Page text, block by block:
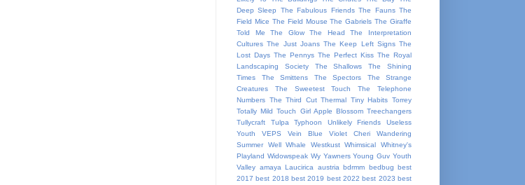
Deep Sleep
The Fabulous Friends The Fauns The
Field Mice The Field Mouse The Gabriels The Giraffe
Told Me
The Glow The Head
The Interpretation
Cultures The Just Joans The Keep Left Signs The
Lost Days The Pennys The Perfect Kiss The Royal
Landscaping Society
The Shallows
The Shining
Times
The Smittens The Spectors
The Strange
Creatures
The Sweetest Touch
The Telephone
Numbers The Third Cut Thermal Tiny Habits Torrey
Totally Mild Touch Girl Apple Blossom Treechangers
Tullycraft
Tulpa Typhoon Unlikely Friends
Useless
Youth
VEPS Vein Blue Violet Cheri
Wandering
Summer
Well Whale Westkust Whimsical
Whitney's
Playland Widowspeak Wy Yawners Young Guv Youth
Valley amaya Laucirica austria bdrmm bedbug best
2017 best 2018 best 2019 best 2022 best 2023 best